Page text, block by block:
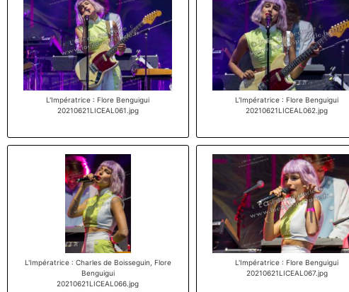
L'Impératrice : Flore Benguigui
20210621LICEAL061.jpg
L'Impératrice : Flore Benguigui
20210621LICEAL062.jpg
L'Impératrice : Charles de Boisseguin, Flore
Benguigui
20210621LICEAL066.jpg
L'Impératrice : Flore Benguigui
20210621LICEAL067.jpg